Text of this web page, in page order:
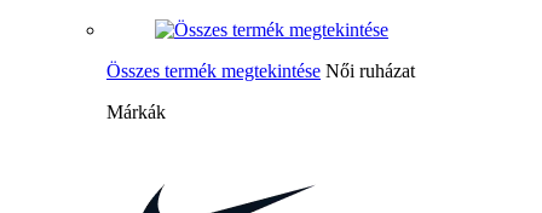
Összes termék megtekintése Női ruházat
Márkák